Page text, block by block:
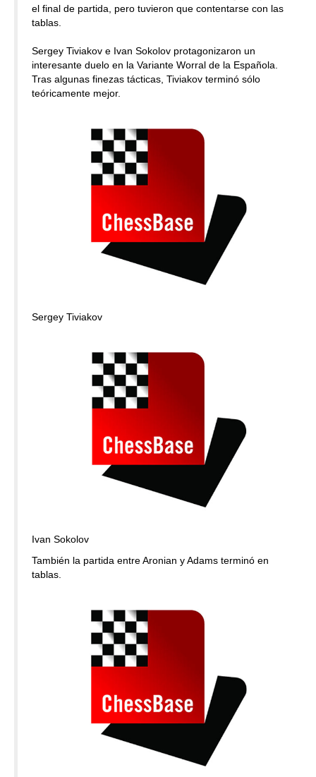
el final de partida, pero tuvieron que contentarse con las
tablas.
Sergey Tiviakov e Ivan Sokolov protagonizaron un
interesante duelo en la Variante Worral de la Española.
Tras algunas finezas tácticas, Tiviakov terminó sólo
teóricamente mejor.
Sergey Tiviakov
Ivan Sokolov
También la partida entre Aronian y Adams terminó en
tablas.